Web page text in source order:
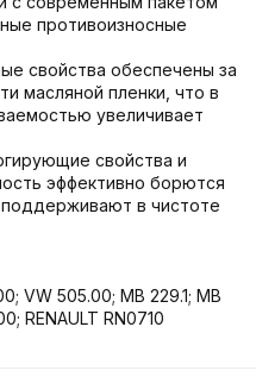
противоизносные
свойства обеспечены за
масляной пленки, что в
увеличивает
свойства и
эффективно борются
в чистоте
VW 505.00; MB 229.1; MB
RENAULT RN0710